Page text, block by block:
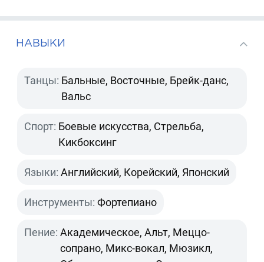
НАВЫКИ
Танцы: Бальные, Восточные, Брейк-данс,
Вальс
Спорт: Боевые искусства, Стрельба,
Кикбоксинг
Языки: Английский, Корейский, Японский
Инструменты: Фортепиано
Пение: Академическое, Альт, Меццо-
сопрано, Микс-вокал, Мюзикл,